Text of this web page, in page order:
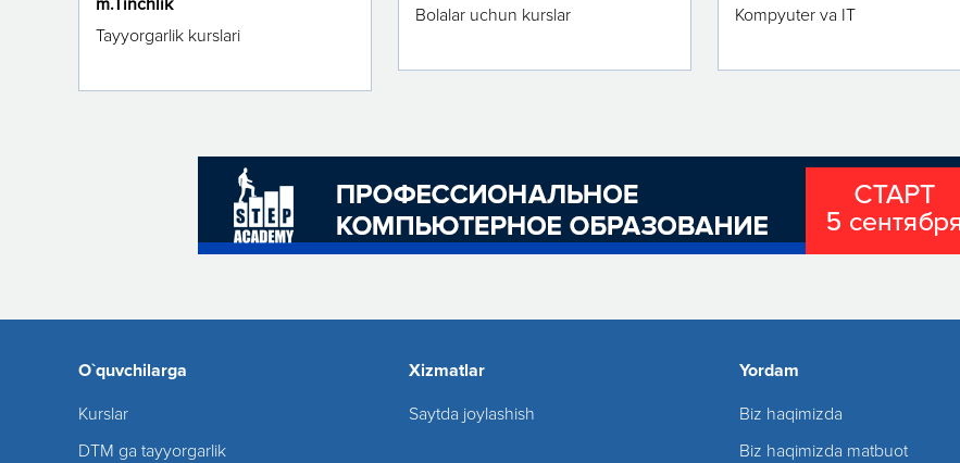
m.Tinchlik
Tayyorgarlik kurslari
Bolalar uchun kurslar
Kompyuter va IT
O`quvchilarga
Kurslar
DTM ga tayyorgarlik
Xizmatlar
Saytda joylashish
Yordam
Biz haqimizda
Biz haqimizda matbuot